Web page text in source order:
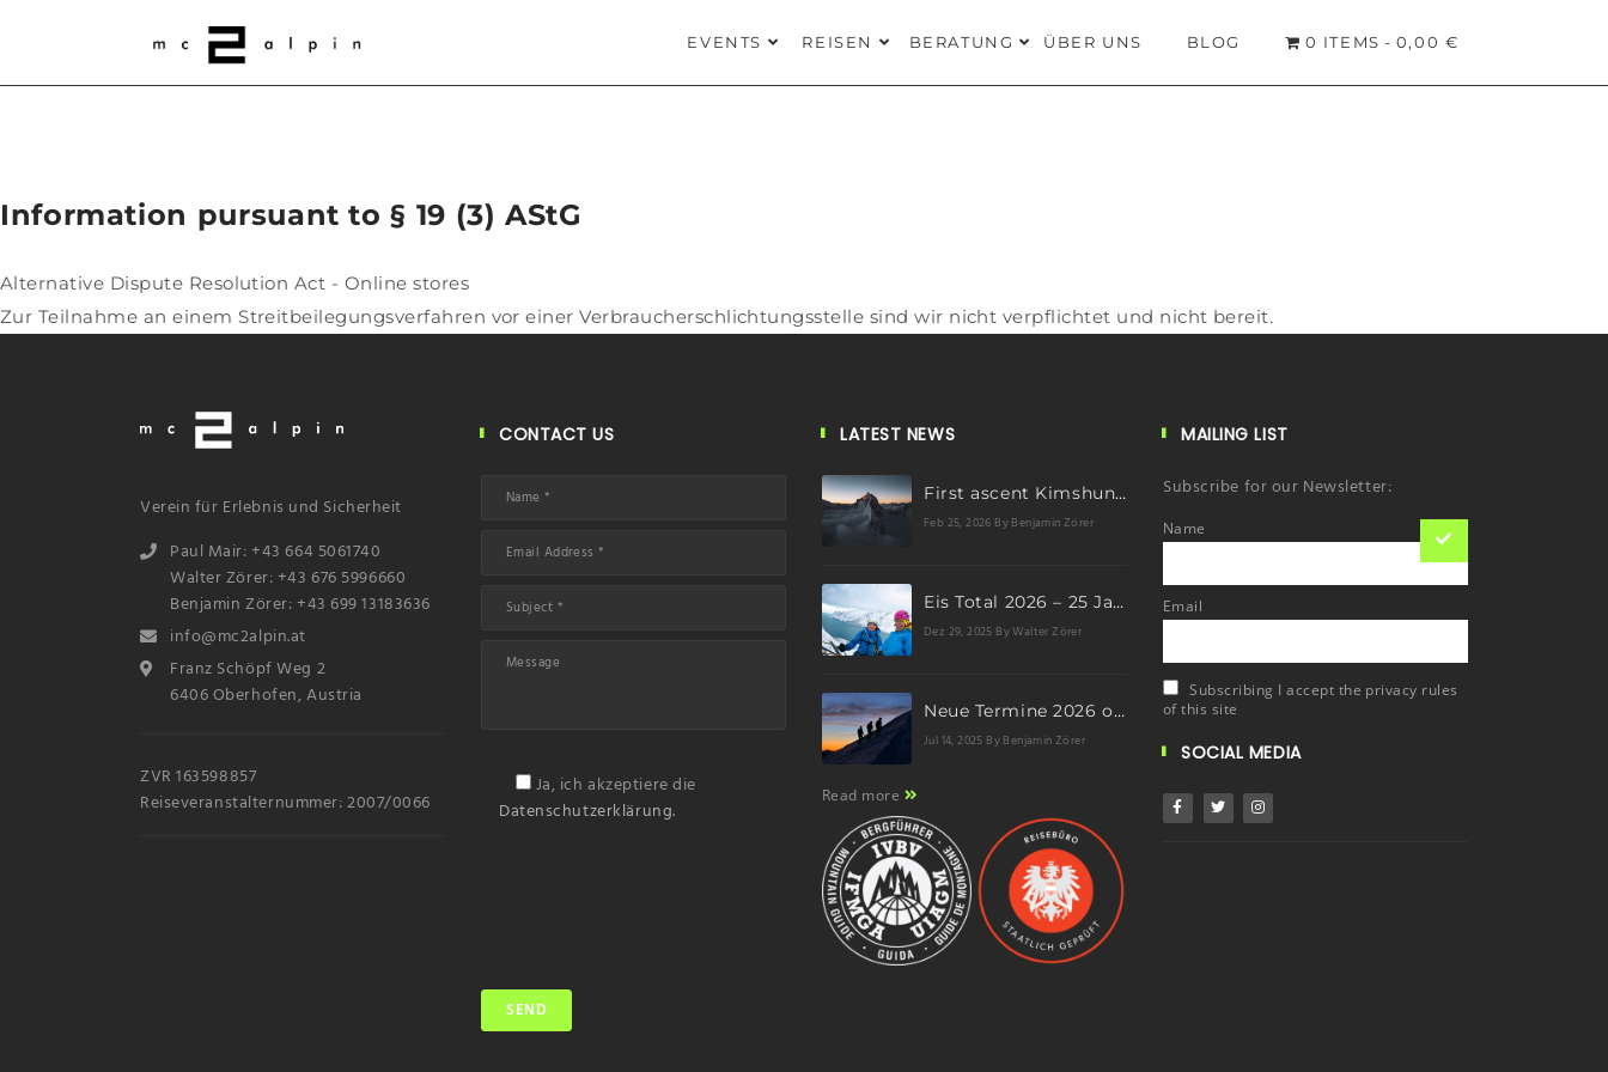
EVENTS REISEN BERATUNG ÜBER UNS BLOG 0 ITEMS 0,00 €
Information pursuant to § 19 (3) AStG
Alternative Dispute Resolution Act - Online stores
Zur Teilnahme an einem Streitbeilegungsverfahren vor einer Verbraucherschlichtungsstelle sind wir nicht verpflichtet und nicht bereit.
Verein für Erlebnis und Sicherheit
Paul Mair: +43 664 5061740
Walter Zörer: +43 676 5996660
Benjamin Zörer: +43 699 13183636
info@mc2alpin.at
Franz Schöpf Weg 2
6406 Oberhofen, Austria
ZVR 163598857
Reiseveranstalternummer: 2007/0066
CONTACT US
Ja, ich akzeptiere die
Datenschutzerklärung.
LATEST NEWS
First ascent Kimshung 6781m
Feb 25, 2026 By Benjamin Zörer
Eis Total 2026 – 25 Jahre Erfolgsgeschichte im steilen Eis
Dez 29, 2025 By Walter Zörer
Neue Termine 2026 online – dein nächstes Abenteuer wartet!
Jul 14, 2025 By Benjamin Zörer
Read more
MAILING LIST
Subscribe for our Newsletter:
Name
Email
Subscribing I accept the privacy rules
of this site
SOCIAL MEDIA
Email
Subscribing I accept the privacy rules of this site